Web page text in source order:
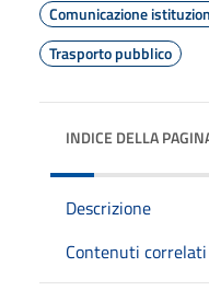
Comunicazione
Trasporto pubblico
INDICE DELLA
Descrizione
Contenuti correlati